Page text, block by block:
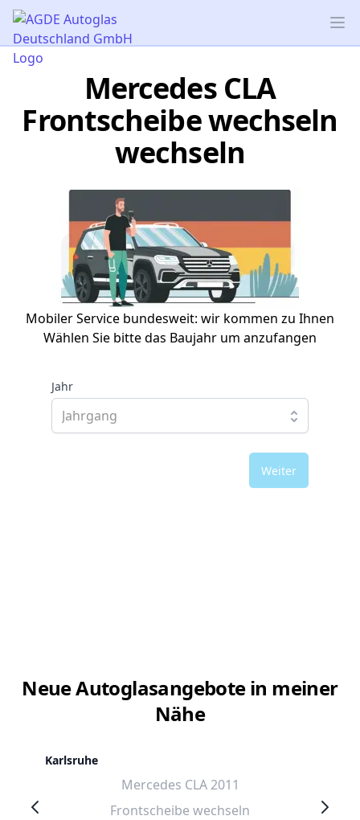
AGDE Autoglas Deutschland GmbH
Mercedes CLA
Frontscheibe wechseln
wechseln
Mobiler Service bundesweit: wir kommen zu Ihnen
Wählen Sie bitte das Baujahr um anzufangen
Jahr
Weiter
Neue Autoglasangebote in meiner
Nähe
Karlsruhe
Mercedes CLA 2011
Frontscheibe wechseln